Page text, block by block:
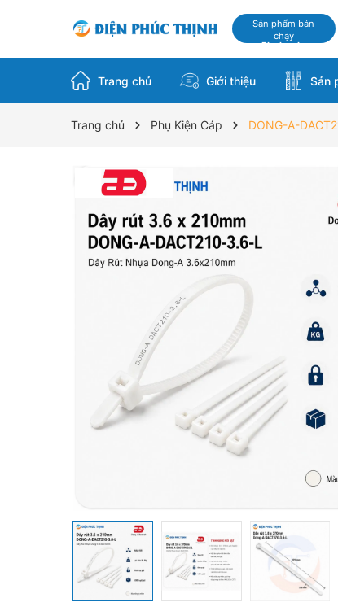
Sản phẩm bán
chạy
Flash sale
Trang chủ Giới thiệu Sản
Trang chủ Phụ Kiện Cáp DONG-A-